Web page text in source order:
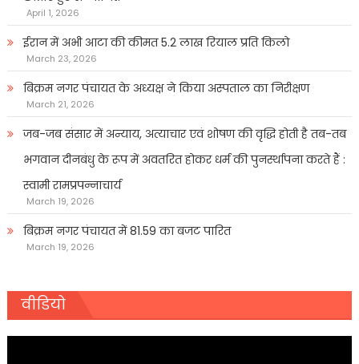
April 1, 2026
ईरान में अभी आटा की कीमत 5.2 लाख रियाल प्रति किलो
March 23, 2026
बिक्रम नगर पंचायत के अध्यक्ष ने किया अस्पताल का निरीक्षण
March 21, 2026
जब-जब संसार में अन्याय, अत्याचार एवं शोषण की वृद्धि होती है तब-तब
भगवान दीनबंधु के रूप में अवतरित होकर धर्म की पुनर्स्थापना करते हैं :
स्वामी रामप्रपन्नाचार्य
March 19, 2026
बिक्रम नगर पंचायत में 81.59 का बजट पारित
March 19, 2026
वीडियो